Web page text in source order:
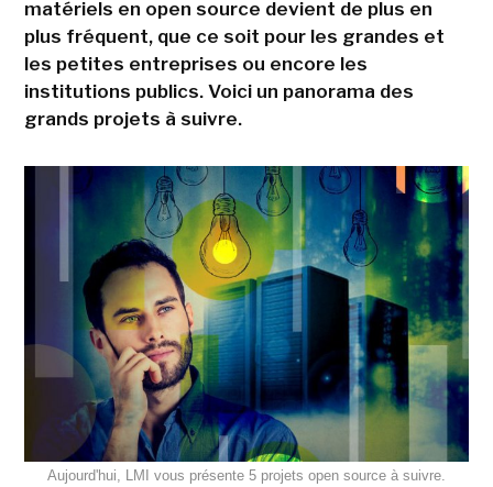
matériels en open source devient de plus en
plus fréquent, que ce soit pour les grandes et
les petites entreprises ou encore les
institutions publics. Voici un panorama des
grands projets à suivre.
Aujourd'hui, LMI vous présente 5 projets open source à suivre.